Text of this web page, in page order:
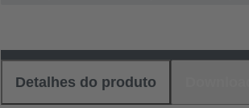
Detalhes do produto